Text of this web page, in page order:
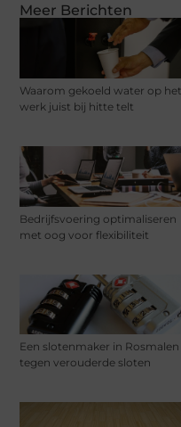
Meer Berichten
Waarom gekoeld water op het
werk juist bij hitte telt
Bedrijfsvoering optimaliseren
met oog voor flexibiliteit
Een slotenmaker in Rosmalen
tegen verouderde sloten